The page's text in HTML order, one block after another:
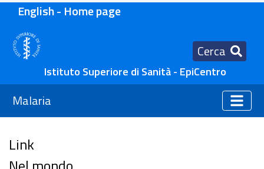
English - Home page
Cerca
Istituto Superiore di Sanità - EpiCentro
Malaria
Link